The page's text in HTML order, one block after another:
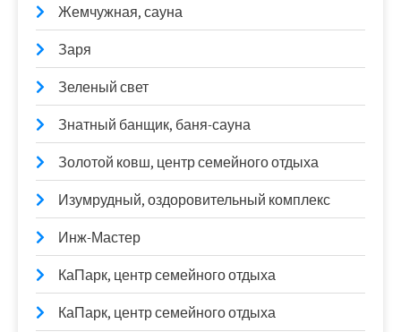
Жемчужная, сауна
Заря
Зеленый свет
Знатный банщик, баня-сауна
Золотой ковш, центр семейного отдыха
Изумрудный, оздоровительный комплекс
Инж-Мастер
КаПарк, центр семейного отдыха
КаПарк, центр семейного отдыха